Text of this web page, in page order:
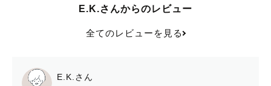
E.K.さんからのレビュー
全てのレビューを見る
E.K.さん